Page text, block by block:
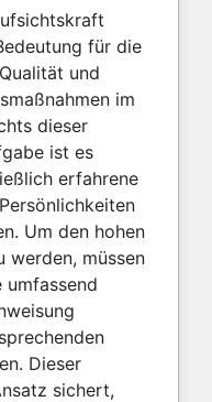
für die
und
im
dieser
ist es
erfahrene
Um den hohen
werden, müssen
umfassend
Dieser
sichert,